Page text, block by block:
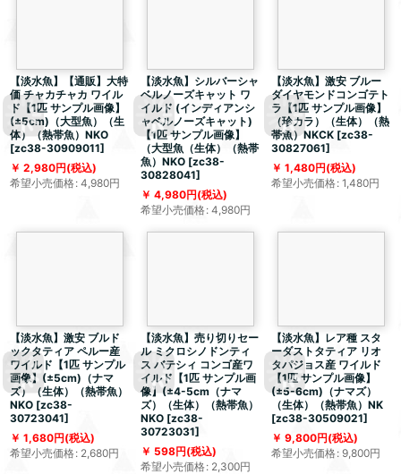
【淡水魚】【通販】大特
価 チャカチャカ ワイル
ド【1匹 サンプル画像】
(±5cm)（大型魚）（生
体）（熱帯魚）NKO
[zc38-30909011]
2,980円(税込)
希望小売価格: 4,980円
【淡水魚】シルバーシャ
ベルノーズキャット ワ
イルド (インディアンシ
ャベルノーズキャット)
【1匹 サンプル画像】
（大型魚（生体）（熱帯
魚）NKO [zc38-
30828041]
4,980円(税込)
希望小売価格: 4,980円
【淡水魚】激安 ブルー
ダイヤモンドコンゴテト
ラ【1匹 サンプル画像】
（珍カラ）（生体）（熱
帯魚）NKCK [zc38-
30827061]
1,480円(税込)
希望小売価格: 1,480円
【淡水魚】激安 ブルド
ックタティア ペルー産
ワイルド【1匹 サンプル
画像】(±5cm)（ナマ
ズ）（生体）（熱帯魚）
NKO [zc38-
30723041]
1,680円(税込)
希望小売価格: 2,680円
【淡水魚】売り切りセー
ル ミクロシノドンティ
ス バテシィ コンゴ産ワ
イルド【1匹 サンプル画
像】(±4-5cm（ナマ
ズ）（生体）（熱帯魚）
NKO [zc38-
30723031]
598円(税込)
希望小売価格: 2,300円
【淡水魚】レア種 スタ
ーダストタティア リオ
タパジョス産 ワイルド
【1匹 サンプル画像】
(±5-6cm)（ナマズ）
（生体）（熱帯魚）NK
[zc38-30509021]
9,800円(税込)
希望小売価格: 9,800円